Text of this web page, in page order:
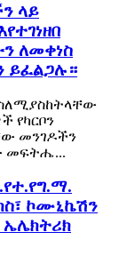
ላይ
ለመቀነስ
ይፈልጋሉ።
ስለሚያስከትላቸው
የካርቦን
መንገዶችን
መፍትሔ...
ኮሙኒኬሽን